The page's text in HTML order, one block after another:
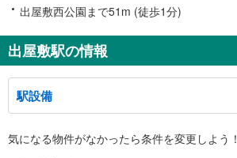
出屋敷西公園まで51m (徒歩1分)
出屋敷駅の情報
駅設備
※段差なしでの移動経路
気になる物件がなかったら条件を変更しよう！